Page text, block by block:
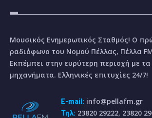
Μουσικός Ενημερωτικός Σταθμός! Ο
ραδιόφωνο του Νομού Πέλλας, Πέλλα
Εκπέμπει στην ευρύτερη περιοχή με τα
μηχανήματα. Ελληνικές επιτυχίες 24/7!
E-mail: info@pellafm.gr
Τηλ: 23820 29222, 23820